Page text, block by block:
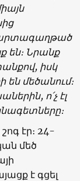
են։ Նրանք
իսկ
մեծանում։
ո՛չ էլ
էր։ 24-
մեծ
է գցել